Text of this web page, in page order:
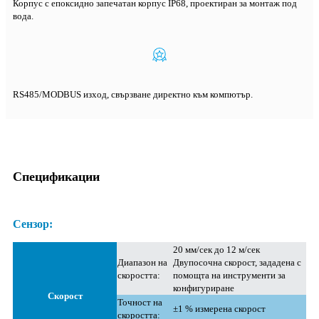
Корпус с епоксидно запечатан корпус IP68, проектиран за монтаж под
вода.
RS485/MODBUS изход, свързване директно към компютър.
Спецификации
Сензор:
Скорост
Диапазон на
скоростта:
20 мм/сек до 12 м/сек
Двупосочна скорост, зададена с
помощта на инструменти за
конфигуриране
Точност на
скоростта:
±1 % измерена скорост